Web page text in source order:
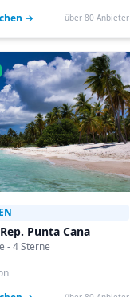
→ über 80 Anbieter
Punta Cana
- 4 Sterne